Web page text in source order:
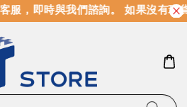
，即時與我們諮詢。 如果沒有現